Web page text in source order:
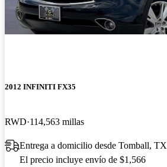
2012 INFINITI FX35
RWD 114,563 millas
Entrega a domicilio desde Tomball, TX
El precio incluye envío de $1,566